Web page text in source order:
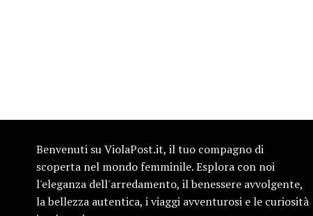
Benvenuti su ViolaPost.it, il tuo compagno di
scoperta nel mondo femminile. Esplora con noi
l'eleganza dell'arredamento, il benessere avvolgente,
la bellezza autentica, i viaggi avventurosi e le curiosità